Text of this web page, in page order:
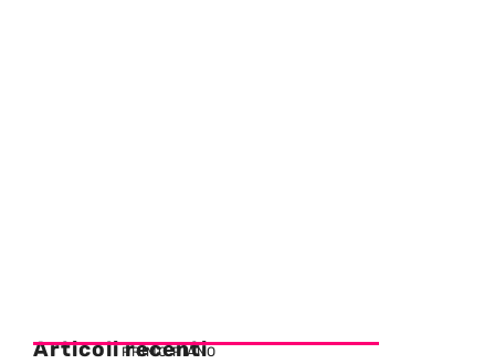
Articoli recenti
PRIMO PIANO